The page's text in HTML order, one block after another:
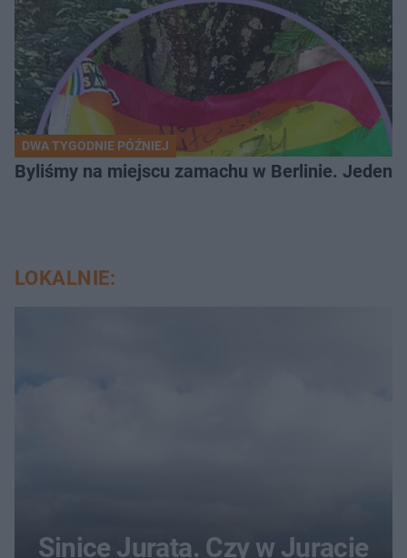
DWA TYGODNIE PÓŹNIEJ
Byliśmy na miejscu zamachu w Berlinie. Jeden
LOKALNIE:
Sinice Jurata. Czy w Juracie